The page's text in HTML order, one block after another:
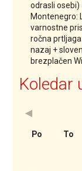
odrasli
Montenegro:
varnostne
ročna
nazaj +
brezplačen
Koledar
Po To